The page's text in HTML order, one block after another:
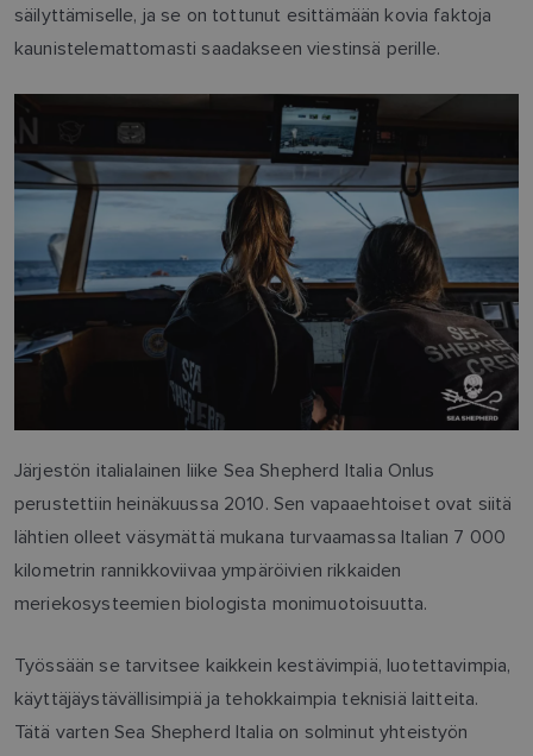
säilyttämiselle, ja se on tottunut esittämään kovia faktoja
kaunistelemattomasti saadakseen viestinsä perille.
Järjestön italialainen liike Sea Shepherd Italia Onlus
perustettiin heinäkuussa 2010. Sen vapaaehtoiset ovat siitä
lähtien olleet väsymättä mukana turvaamassa Italian 7 000
kilometrin rannikkoviivaa ympäröivien rikkaiden
meriekosysteemien biologista monimuotoisuutta.
Työssään se tarvitsee kaikkein kestävimpiä, luotettavimpia,
käyttäjäystävällisimpiä ja tehokkaimpia teknisiä laitteita.
Tätä varten Sea Shepherd Italia on solminut yhteistyön